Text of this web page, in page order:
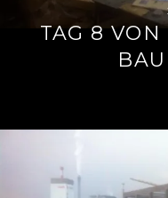
TAG 8 VON